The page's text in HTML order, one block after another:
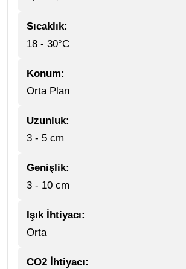
Sıcaklık:
18 - 30°C
Konum:
Orta Plan
Uzunluk:
3 - 5 cm
Genişlik:
3 - 10 cm
Işık İhtiyacı:
Orta
CO2 İhtiyacı: